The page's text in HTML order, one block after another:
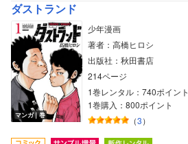
ダストランド
マンガ｜巻
少年漫画
著者：高橋ヒロシ
出版社：秋田書店
214ページ
1巻レンタル：740ポイント
1巻購入：800ポイント
（3）